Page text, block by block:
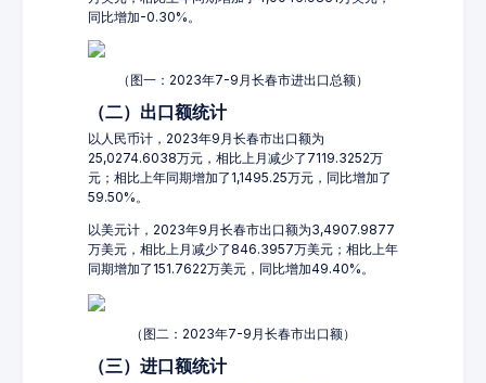
同比增加-0.30%。
（图一：2023年7-9月长春市进出口总额）
（二）出口额统计
以人民币计，2023年9月长春市出口额为
25,0274.6038万元，相比上月减少了7119.3252万
元；相比上年同期增加了1,1495.25万元，同比增加了
59.50%。
以美元计，2023年9月长春市出口额为3,4907.9877
万美元，相比上月减少了846.3957万美元；相比上年
同期增加了151.7622万美元，同比增加49.40%。
（图二：2023年7-9月长春市出口额）
（三）进口额统计